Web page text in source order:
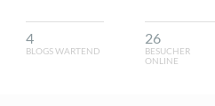
4
BLOGS WARTEND
26
BESUCHER
ONLINE